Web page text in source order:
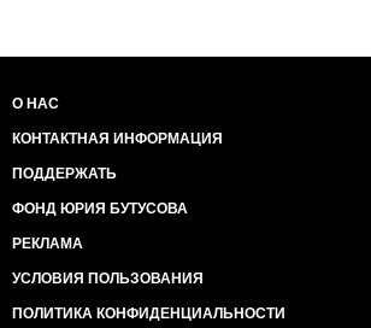
О НАС
КОНТАКТНАЯ ИНФОРМАЦИЯ
ПОДДЕРЖАТЬ
ФОНД ЮРИЯ БУТУСОВА
РЕКЛАМА
УСЛОВИЯ ПОЛЬЗОВАНИЯ
ПОЛИТИКА КОНФИДЕНЦИАЛЬНОСТИ